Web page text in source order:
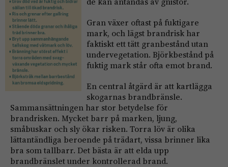
Gran växer oftast på fuktigare
mark, och lägst brandrisk har
faktiskt ett tätt granbestånd utan
undervegetation. Björkbestånd på
fuktig mark står ofta emot brand.
En central åtgärd är att kartlägga
skogarnas brandbränsle.
Sammansättningen har stor betydelse för
brandrisken. Mycket barr på marken, ljung,
småbuskar och sly ökar risken. Torra löv är olika
lättantändliga beroende på trädart, vissa brinner lika
bra som tallbarr. Det bästa är att elda upp
brandbränslet under kontrollerad brand.